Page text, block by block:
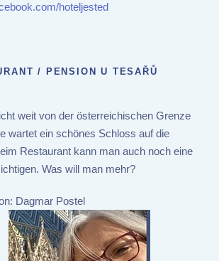
hoteljested
/ PENSION U TESAŘŮ
weit von der österreichischen Grenze
wartet ein schönes Schloss auf die
Restaurant kann man auch noch eine
Was will man mehr?
Dagmar Postel